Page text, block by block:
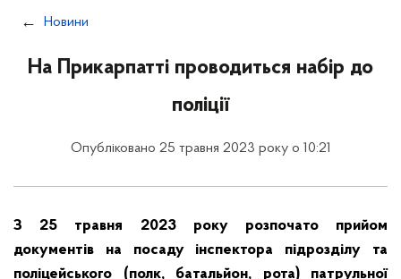
Новини
На Прикарпатті проводиться набір до
поліції
Опубліковано 25 травня 2023 року о 10:21
З 25 травня 2023 року розпочато прийом
документів на посаду інспектора підрозділу та
поліцейського (полк, батальйон, рота) патрульної